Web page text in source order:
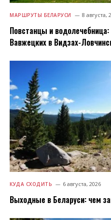
МАРШРУТЫ БЕЛАРУСИ 8 августа,
Повстанцы и
Вавжецких в Видзах-
КУДА СХОДИТЬ 6 августа, 2026
Выходные в Беларуси: чем